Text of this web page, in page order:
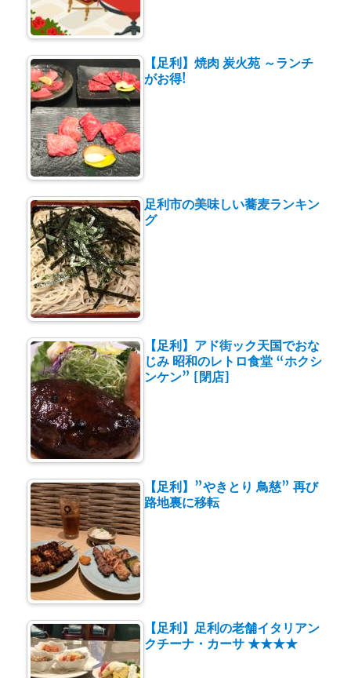
【足利】焼肉 炭火苑 ～ランチ
がお得!
足利市の美味しい蕎麦ランキン
グ
【足利】アド街ック天国でおな
じみ 昭和のレトロ食堂 “ホクシ
ンケン” [閉店]
【足利】”やきとり 鳥慈” 再び
路地裏に移転
【足利】足利の老舗イタリアン
クチーナ・カーサ ★★★★